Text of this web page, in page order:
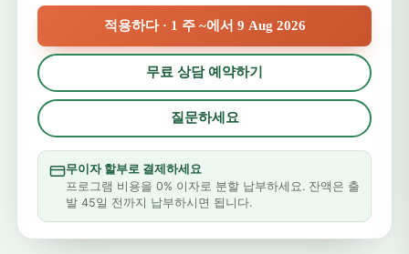
적용하다 · 1 주 ~에서 9 Aug 2026
무료 상담 예약하기
질문하세요
무이자 할부로 결제하세요
프로그램 비용을 0% 이자로 분할 납부하세요. 잔액은 출
발 45일 전까지 납부하시면 됩니다.